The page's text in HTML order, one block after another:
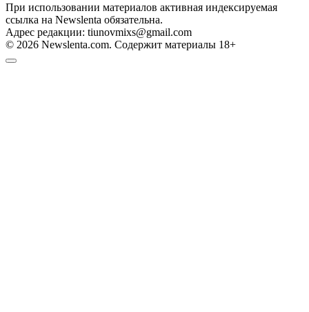
При использовании материалов активная индексируемая
ссылка на Newslenta обязательна.
Адрес редакции: tiunovmixs@gmail.com
© 2026 Newslenta.com. Содержит материалы 18+